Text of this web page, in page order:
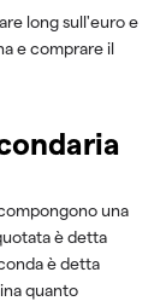
long sull'euro e
e comprare il
una
è detta
è detta
quanto